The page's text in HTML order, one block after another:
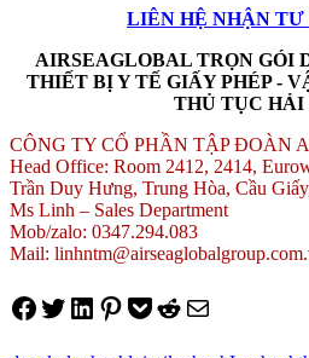
LIÊN HỆ NHẬN TƯ
AIRSEAGLOBAL TRỌN GÓI
THIẾT BỊ Y TẾ GIẤY PHÉP -
THỦ TỤC HẢI
CÔNG TY CỔ PHẦN TẬP ĐOÀN
Head Office: Room 2412, 2414,
Trần Duy Hưng, Trung Hòa, Cầu
Ms Linh – Sales Department
Mob/zalo: 0347.294.083
Mail:
Share on Facebook
Tweet on Twitter
Share on LinkedIn
Pin on Pinterest
Save to pocket
Share on Reddit
Share via Email